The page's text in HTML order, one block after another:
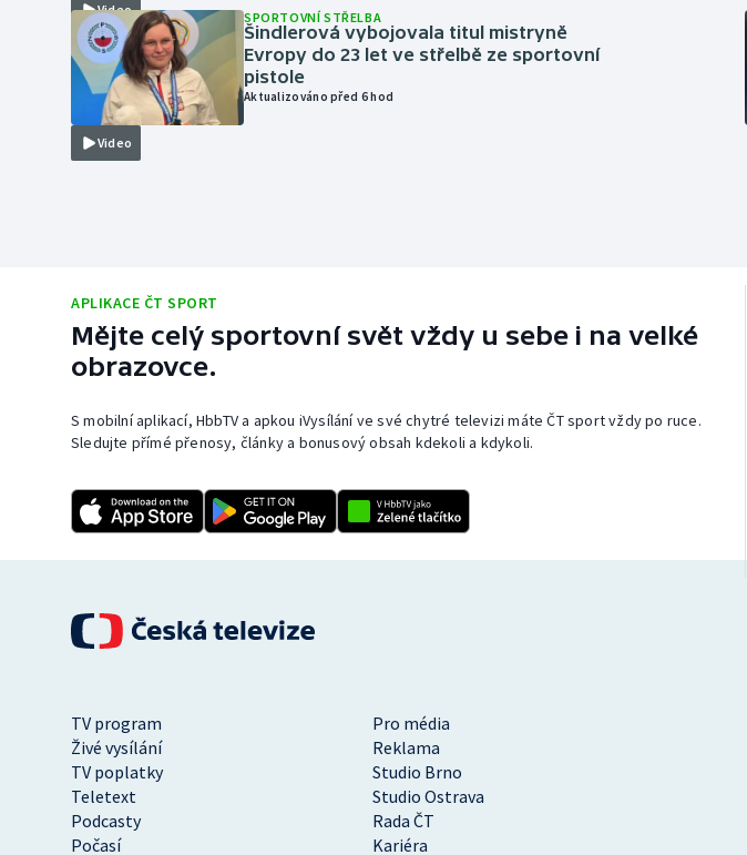
Video
Video
SPORTOVNÍ STŘELBA
Šindlerová vybojovala titul mistryně
Evropy do 23 let ve střelbě ze sportovní
pistole
Aktualizováno před 6 hod
APLIKACE ČT SPORT
Mějte celý sportovní svět vždy u sebe i na velké
obrazovce.
S mobilní aplikací, HbbTV a apkou iVysílání ve své chytré televizi máte ČT sport vždy po ruce.
Sledujte přímé přenosy, články a bonusový obsah kdekoli a kdykoli.
TV program
Pro média
Živé vysílání
Reklama
TV poplatky
Studio Brno
Teletext
Studio Ostrava
Podcasty
Rada ČT
Počasí
Kariéra